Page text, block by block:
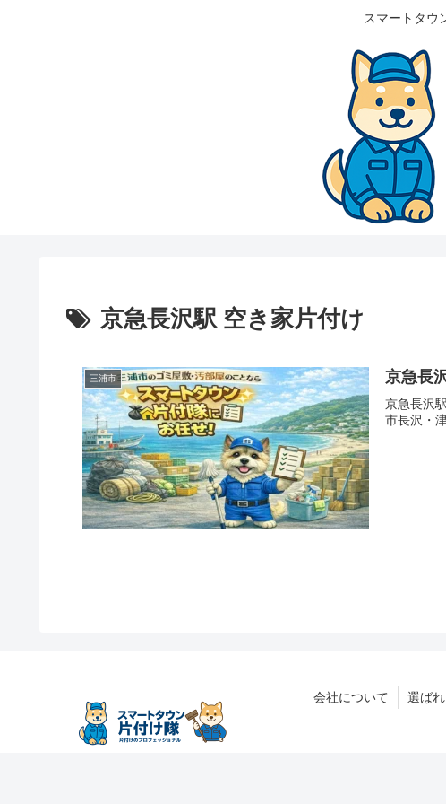
スマートタウ
京急長沢駅 空き家片付け
三浦市 京急長
京急長沢
市長沢・
会社について 選ば